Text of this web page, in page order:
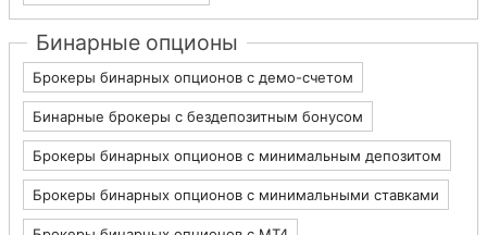
Бинарные опционы
Брокеры бинарных опционов с демо-счетом
Бинарные брокеры с бездепозитным бонусом
Брокеры бинарных опционов с минимальным депозитом
Брокеры бинарных опционов с минимальными ставками